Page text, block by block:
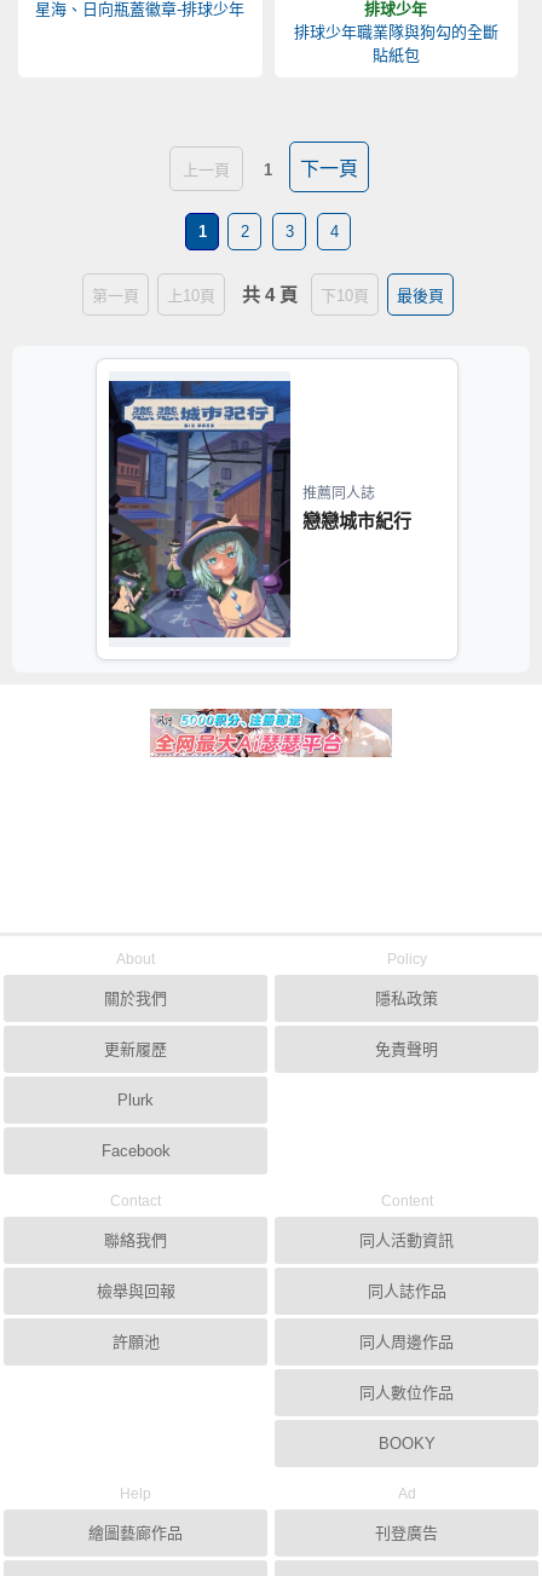
星海、日向瓶蓋徽章-排球少年
排球少年
排球少年職業隊與狗勾的全斷
貼紙包
上一頁 1 下一頁
1 2 3 4
第一頁 上10頁 共 4 頁 下10頁 最後頁
推薦同人誌
戀戀城市紀行
About
關於我們
更新履歷
Plurk
Facebook
Policy
隱私政策
免責聲明
Contact
聯絡我們
檢舉與回報
許願池
Content
同人活動資訊
同人誌作品
同人周邊作品
同人數位作品
BOOKY
Help
繪圖藝廊作品
Ad
刊登廣告